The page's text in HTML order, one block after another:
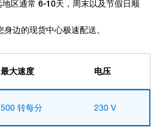
最大速度 电压
500 转每分 230 V